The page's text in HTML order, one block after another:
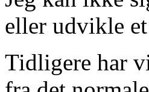
eller udvikle
Tidligere har